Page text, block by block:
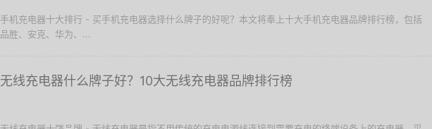
手机充电器十大排行 - 买手机充电器选择什么牌子的好呢？本文将奉上十大手机充电器品牌排行榜，包括
品胜、安克、华为、...
无线充电器什么牌子好？10大无线充电器品牌排行榜